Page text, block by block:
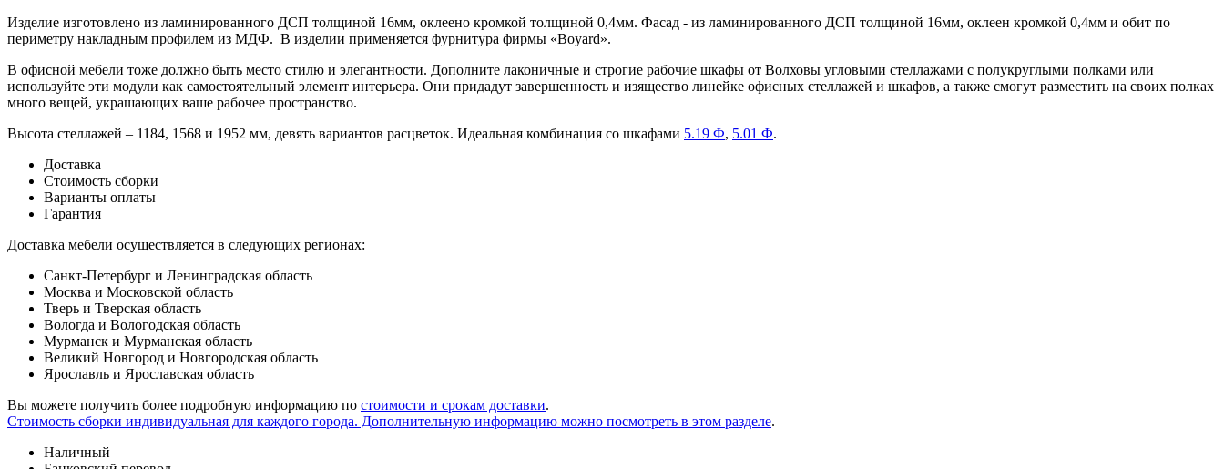
Изделие изготовлено из ламинированного ДСП толщиной 16мм, оклеено кромкой толщиной 0,4мм. Фасад - из ламинированного ДСП толщиной 16мм, оклеен кромкой 0,4мм и обит по
периметру накладным профилем из МДФ. В изделии применяется фурнитура фирмы «Boyard».
В офисной мебели тоже должно быть место стилю и элегантности. Дополните лаконичные и строгие рабочие шкафы от Волховы угловыми стеллажами с полукруглыми полками или
используйте эти модули как самостоятельный элемент интерьера. Они придадут завершенность и изящество линейке офисных стеллажей и шкафов, а также смогут разместить на своих полках
много вещей, украшающих ваше рабочее пространство.
Высота стеллажей – 1184, 1568 и 1952 мм, девять вариантов расцветок. Идеальная комбинация со шкафами 5.19 Ф, 5.01 Ф.
Доставка
Стоимость сборки
Варианты оплаты
Гарантия
Доставка мебели осуществляется в следующих регионах:
Санкт-Петербург и Ленинградская область
Москва и Московской область
Тверь и Тверская область
Вологда и Вологодская область
Мурманск и Мурманская область
Великий Новгород и Новгородская область
Ярославль и Ярославская область
Вы можете получить более подробную информацию по стоимости и срокам доставки.
Стоимость сборки индивидуальная для каждого города. Дополнительную информацию можно посмотреть в этом разделе.
Наличный